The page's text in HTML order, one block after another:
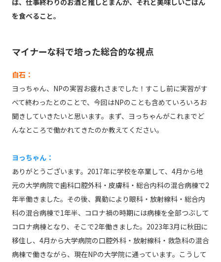
を食べること。
マイナーな科で培った総合的な視点
白石：
ヨっちゃん、NPの実習お疲れさまでした！すこし前に実習がす
べて終わったとのことで、今回はNPのことも含めていろいろお
聞きしていきたいと思います。まず、ヨっちゃんがこれまでど
んなところで働かれてきたのか教えてください。
ヨっちゃん：
ありがとうございます。2017年に学校を卒業して、4月から地
元の大学病院で歯科口腔外科・皮膚科・総合内科の混合病棟で2
年半働きました。その後、異動により眼科・放射線科・総合内
科の混合病棟で1年半、コロナ禍の時期には病棟を全部つぶして
コロナ病棟となり、そこで2年働きました。2023年3月に秋田に
移住し、4月から大学病院の口腔外科・放射線科・救急科の混合
病棟で働きながら、現在NPの大学院に通っています。こうして